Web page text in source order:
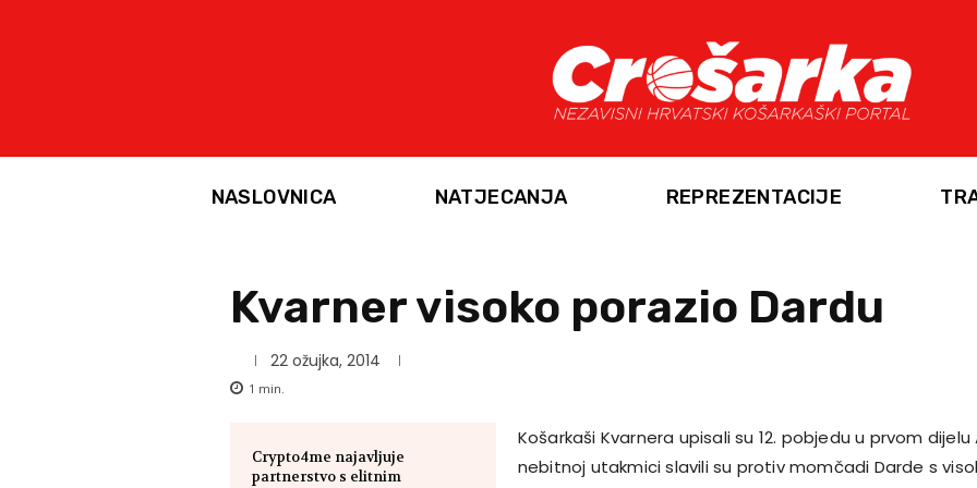
NASLOVNICA NATJECANJA REPREZENTACIJE
Kvarner visoko porazio Dardu
22 ožujka, 2014
1 min.
Crypto4me najavljuje
partnerstvo s elitnim
Košarkaši Kvarnera upisali su 12. pobjedu u prvom dijelu
nebitnoj utakmici slavili su protiv momčadi Darde s